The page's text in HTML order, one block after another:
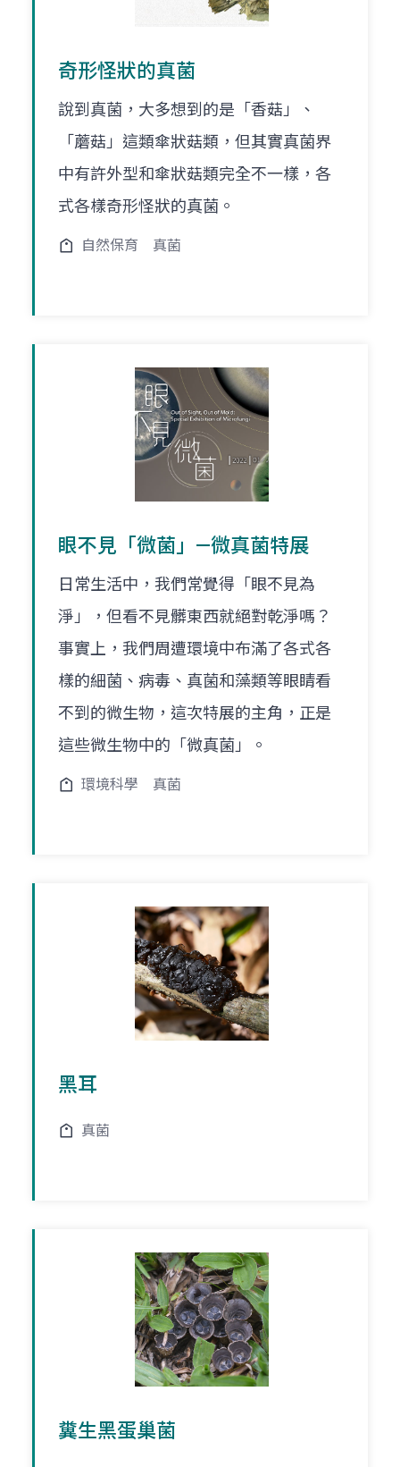
奇形怪狀的真菌
說到真菌，大多想到的是「香菇」、
「蘑菇」這類傘狀菇類，但其實真菌界
中有許外型和傘狀菇類完全不一樣，各
式各樣奇形怪狀的真菌。
自然保育 真菌
眼不見「微菌」—微真菌特展
日常生活中，我們常覺得「眼不見為
淨」，但看不見髒東西就絕對乾淨嗎？
事實上，我們周遭環境中布滿了各式各
樣的細菌、病毒、真菌和藻類等眼睛看
不到的微生物，這次特展的主角，正是
這些微生物中的「微真菌」。
環境科學 真菌
黑耳
真菌
糞生黑蛋巢菌